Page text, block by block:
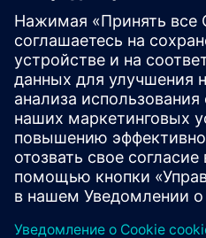
электронная
Программное обеспечение
Opcenter Quality помогает
поставленных целей в
Прочитайте электронную